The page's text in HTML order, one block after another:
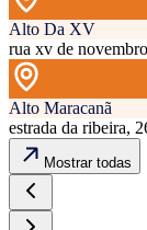
Alto Da XV
rua xv de
Alto Maracanã
estrada da ribeira,
Mostrar todas